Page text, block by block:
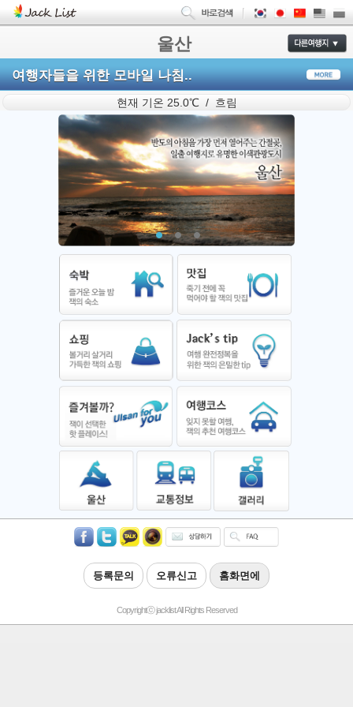
울산
여행자들을 위한 모바일 나침..
현재 기온 25.0℃ / 흐림
등록문의 오류신고 홈화면에
Copyrightⓒ jacklist All Rights Reserved